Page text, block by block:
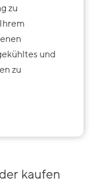
zu
und
zu
kaufen